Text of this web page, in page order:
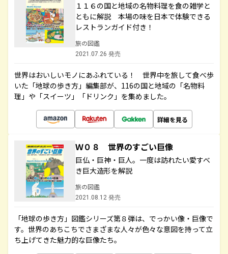
１１６の国と地域の名物料理を食の雑学と
ともに解説 本場の味を日本で体験できる
レストランガイド付き！
旅の図鑑
2021.07.26 発売
世界はおいしいモノにあふれている！ 世界中を旅して食べ歩
いた「地球の歩き方」編集部が、116の国と地域の「名物料
理」や「スイーツ」「ドリンク」を集めました。
詳細を見る
Ｗ０８ 世界のすごい巨像
巨仏・巨神・巨人。一度は訪れたい愛すべ
き巨大造形を解説
旅の図鑑
2021.08.12 発売
「地球の歩き方」図鑑シリーズ第８弾は、でっかい像・巨像で
す。世界のあちこちでさまざまな人々が色々な意図を持って立
ち上げてきた魅力的な巨像たち。